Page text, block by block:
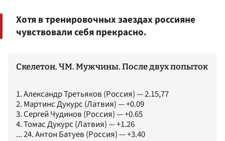
Хотя в тренировочных заездах россияне
чувствовали себя прекрасно.
Скелетон. ЧМ. Мужчины. После двух попыток
1. Александр Третьяков (Россия) — 2.15,77
2. Мартинс Дукурс (Латвия) — +0.09
3. Сергей Чудинов (Россия) — +0.65
4. Томас Дукурс (Латвия) — +1.26
... 24. Антон Батуев (Россия) — +3.40